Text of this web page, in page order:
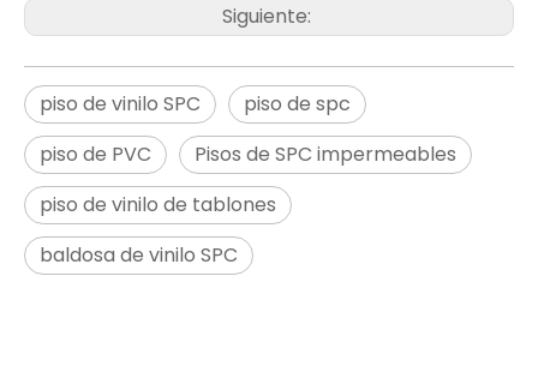
Siguiente:
piso de vinilo SPC
piso de spc
piso de PVC
Pisos de SPC impermeables
piso de vinilo de tablones
baldosa de vinilo SPC